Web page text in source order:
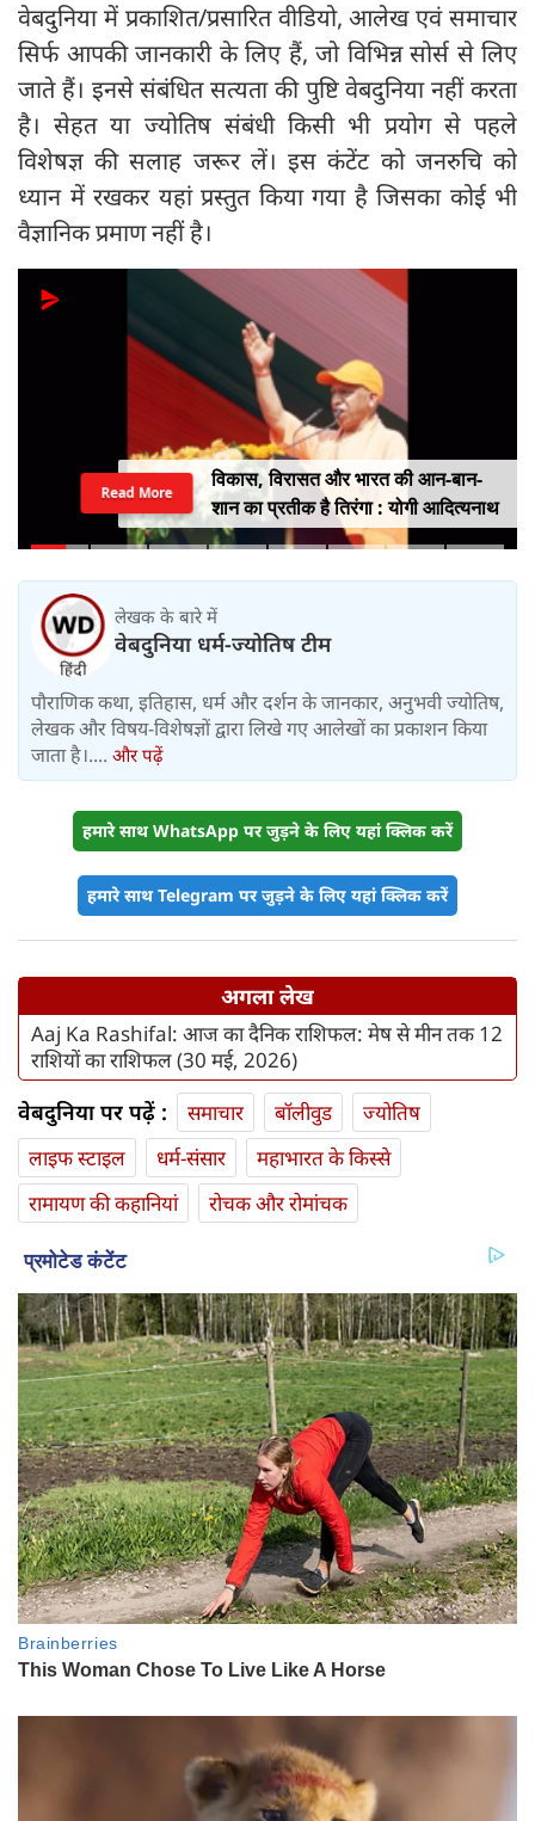
वेबदुनिया में प्रकाशित/प्रसारित वीडियो, आलेख एवं समाचार
सिर्फ आपकी जानकारी के लिए हैं, जो विभिन्न सोर्स से लिए
जाते हैं। इनसे संबंधित सत्यता की पुष्टि वेबदुनिया नहीं करता
है। सेहत या ज्योतिष संबंधी किसी भी प्रयोग से पहले
विशेषज्ञ की सलाह जरूर लें। इस कंटेंट को जनरुचि को
ध्यान में रखकर यहां प्रस्तुत किया गया है जिसका कोई भी
वैज्ञानिक प्रमाण नहीं है।
विकास, विरासत और भारत की आन-बान-
शान का प्रतीक है तिरंगा : योगी आदित्यनाथ
Read More
लेखक के बारे में
वेबदुनिया धर्म-ज्योतिष टीम
पौराणिक कथा, इतिहास, धर्म और दर्शन के जानकार, अनुभवी ज्योतिष,
लेखक और विषय-विशेषज्ञों द्वारा लिखे गए आलेखों का प्रकाशन किया
जाता है।.... और पढ़ें
हमारे साथ WhatsApp पर जुड़ने के लिए यहां क्लिक करें
हमारे साथ Telegram पर जुड़ने के लिए यहां क्लिक करें
अगला लेख
Aaj Ka Rashifal: आज का दैनिक राशिफल: मेष से मीन तक 12
राशियों का राशिफल (30 मई, 2026)
वेबदुनिया पर पढ़ें : समाचार बॉलीवुड
ज्योतिष
लाइफ स्‍टाइल
धर्म-संसार
महाभारत के किस्से
रामायण की कहानियां
रोचक और रोमांचक